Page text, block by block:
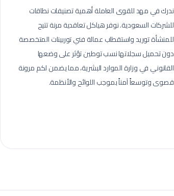
ندرك في مهد للقوى العاملة أهمية تصنيفات نطاقات
للشركات السعودية. نوفر هياكل تعاقدية مرنة تتيح
للمنشأة توريد واستقطاب عمالةفني توربيناتالمتخصصة
دون تحميل سجلاتها نسب توطين تؤثر على وضعها
القانوني في وزارة الموارد البشرية، مما يضمن لكم مرونة
قصوى وتوسعاً آمناً بموجب اللوائح والأنظمة.